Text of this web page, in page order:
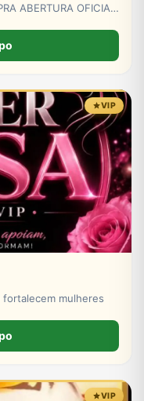
ABERTURA OFICIAL,
Aqui você é parte
as regras ao ser
VIP
mulheres
VIP